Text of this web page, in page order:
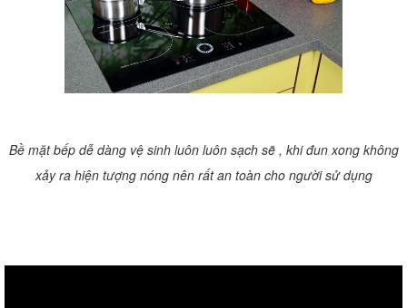
Bề mặt bếp dễ dàng vệ sinh luôn luôn sạch sẽ , khi đun xong không
xảy ra hiện tượng nóng nên rất an toàn cho người sử dụng